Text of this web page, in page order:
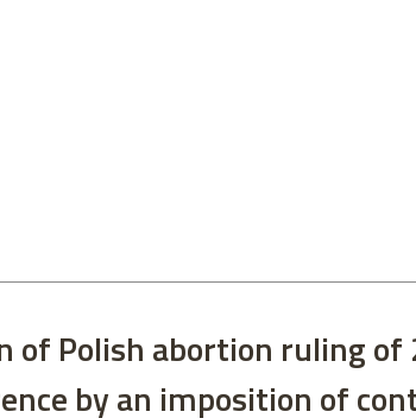
of Polish abortion ruling of
by an imposition of